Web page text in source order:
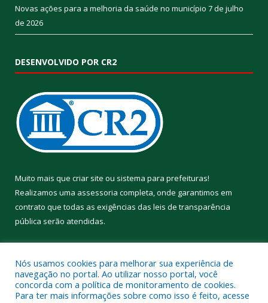
Novas ações para a melhoria da saúde no município 7 de julho
de 2026
DESENVOLVIDO POR CR2
Muito mais que criar site ou sistema para prefeituras!
Realizamos uma assessoria completa, onde garantimos em
contrato que todas as exigências das leis de transparência
pública serão atendidas.
Nós usamos cookies para melhorar sua experiência de
navegação no portal. Ao utilizar nosso portal, você
concorda com a política de monitoramento de cookies.
Para ter mais informações sobre como isso é feito, acesse